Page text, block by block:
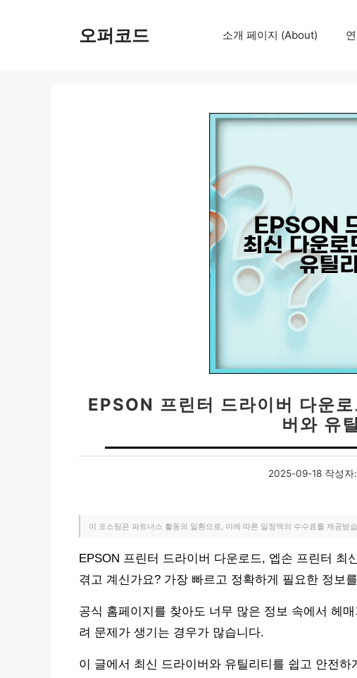
오퍼코드 소개 페이지 (About)
EPSON 프린터 드라이버 다운
버와 유
2025-09-18 작성자:
이 포스팅은 파트너스 활동의 일환으로, 이에 따른 일정액의 수수료를 제공받
EPSON 프린터 드라이버 다운로드, 엡손 프린터 최
겪고 계신가요? 가장 빠르고 정확하게 필요한 정보
공식 홈페이지를 찾아도 너무 많은 정보 속에서 헤
려 문제가 생기는 경우가 많습니다.
이 글에서 최신 드라이버와 유틸리티를 쉽고 안전